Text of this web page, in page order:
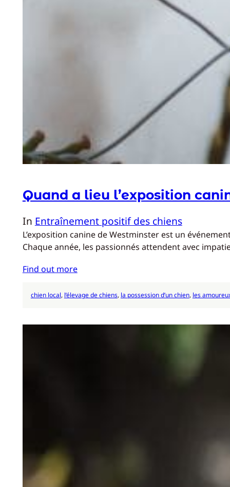
Quand a lieu l’exposition
In Entraînement positif des chiens
L’exposition canine de Westminster est un
Chaque année, les passionnés attendent avec
Find out more
chien local, l’élevage de chiens, la possession d’un chien, les